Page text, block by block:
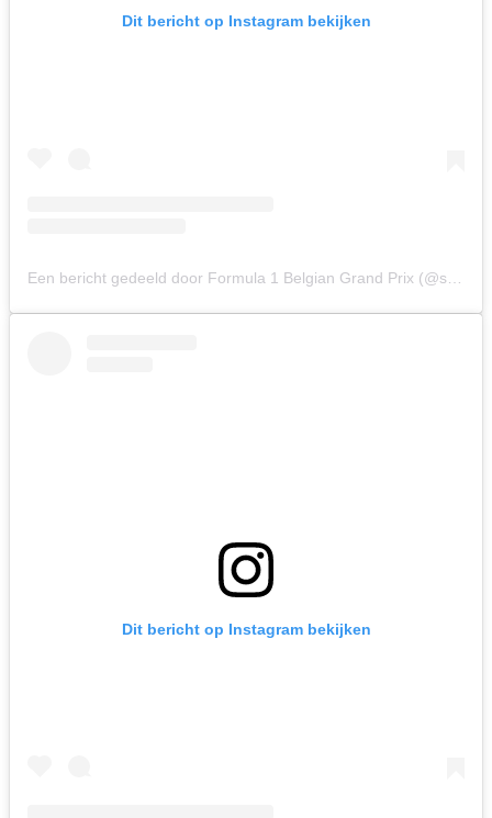
Dit bericht op Instagram bekijken
Een bericht gedeeld door Formula 1 Belgian Grand Prix (@spagrandprix)
Dit bericht op Instagram bekijken